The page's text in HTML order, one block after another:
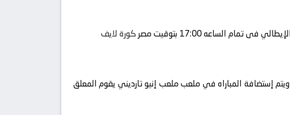
كورة لايف
ويتم إستضافة المباراه في ملعب ملعب إنيو تارديني يقوم المعلق